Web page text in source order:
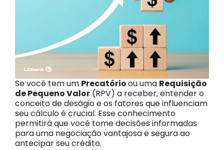
Se você tem um Precatórioou uma Requisição
de Pequeno Valor (RPV) a receber, entender o
conceito de deságio e os fatores que influenciam
seu cálculo é crucial. Esse conhecimento
permitirá que você tome decisões informadas
para uma negociação vantajosa e segura ao
antecipar seu crédito.